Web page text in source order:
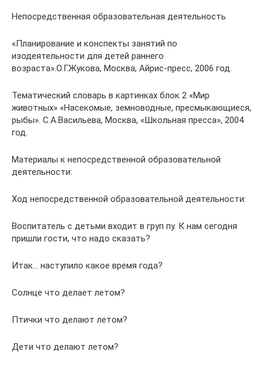
Непосредственная образовательная деятельность
«Планирование и конспекты занятий по
изодеятельности для детей раннего
возраста».О.Г.Жукова, Москва, Айрис-пресс, 2006 год.
Тематический словарь в картинках блок 2 «Мир
животных» «Насекомые, земноводные, пресмыкающиеся,
рыбы». С.А.Васильева, Москва, «Школьная пресса», 2004
год.
Материалы к непосредственной образовательной
деятельности:
Ход непосредственной образовательной деятельности:
Воспитатель с детьми входит в груп пу. К нам сегодня
пришли гости, что надо сказать?
Итак… наступило какое время года?
Солнце что делает летом?
Птички что делают летом?
Дети что делают летом?